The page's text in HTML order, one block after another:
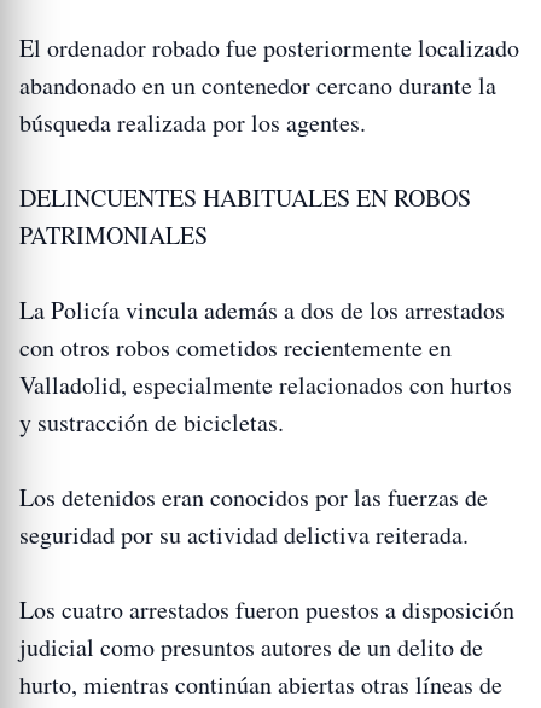
El ordenador robado fue posteriormente localizado
abandonado en un contenedor cercano durante la
búsqueda realizada por los agentes.
DELINCUENTES HABITUALES EN ROBOS
PATRIMONIALES
La Policía vincula además a dos de los arrestados
con otros robos cometidos recientemente en
Valladolid, especialmente relacionados con hurtos
y sustracción de bicicletas.
Los detenidos eran conocidos por las fuerzas de
seguridad por su actividad delictiva reiterada.
Los cuatro arrestados fueron puestos a disposición
judicial como presuntos autores de un delito de
hurto, mientras continúan abiertas otras líneas de